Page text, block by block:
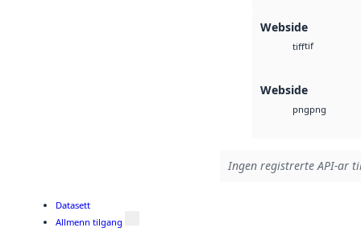
Webside
tifftif
Webside
pngpng
Ingen registrerte API-ar
Datasett
Allmenn tilgang